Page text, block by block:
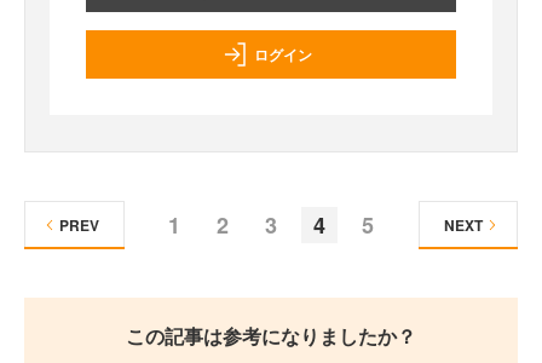
ログイン
1 2 3 4 5
PREV NEXT
この記事は参考になりましたか？